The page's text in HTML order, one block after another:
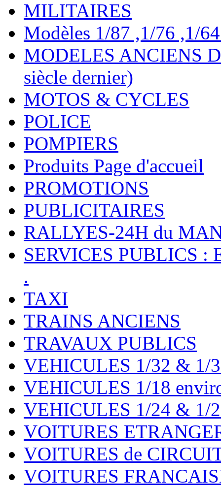
MILITAIRES
Modèles 1/87 ,1/76 ,1/
MODELES ANCIENS
siècle dernier)
MOTOS & CYCLES
POLICE
POMPIERS
Produits Page d'accueil
PROMOTIONS
PUBLICITAIRES
RALLYES-24H du
SERVICES PUBLICS :
.
TAXI
TRAINS ANCIENS
TRAVAUX PUBLICS
VEHICULES 1/32 & 1/
VEHICULES 1/18
VEHICULES 1/24 & 1/
VOITURES
VOITURES de
VOITURES